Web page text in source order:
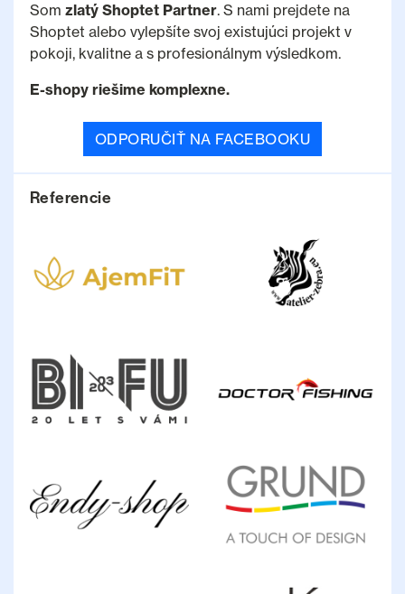
Som zlatý Shoptet Partner. S nami prejdete na
Shoptet alebo vylepšíte svoj existujúci projekt v
pokoji, kvalitne a s profesionálnym výsledkom.
E-shopy riešime komplexne.
ODPORUČIŤ NA FACEBOOKU
Referencie